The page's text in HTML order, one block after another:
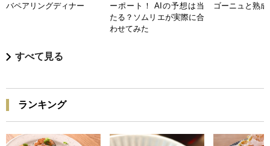
バペアリングディナー
ーポート！ AIの予想は当
たる？ソムリエが実際に合
わせてみた
ゴーニュと熟
すべて見る
ランキング